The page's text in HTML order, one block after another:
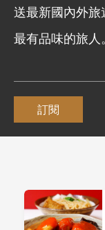
送最新國內外
最有品味的旅人。
訂閱